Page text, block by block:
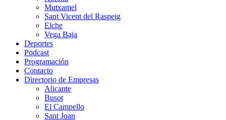
Mutxamel
Sant Vicent del Raspeig
Elche
Vega Baja
Deportes
Podcast
Programación
Contacto
Directorio de Empresas
Alicante
Busot
El Campello
Sant Joan